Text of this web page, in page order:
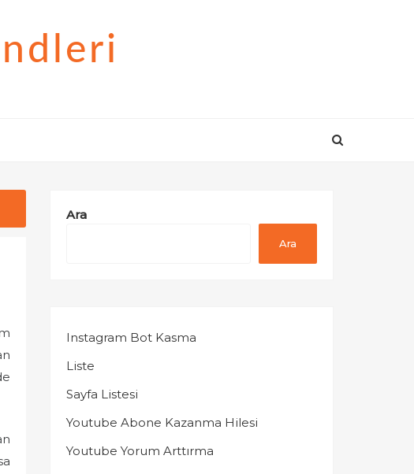
Ara
Ara
Instagram Bot Kasma
Liste
Sayfa Listesi
Youtube Abone Kazanma Hilesi
Youtube Yorum Arttırma